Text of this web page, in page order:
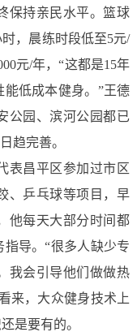
持亲民水平。篮球
，晨练时段低至5元/
元/年，“这都是15年
低成本健身。”王德
公园、滨河公园都已
趋完善。
昌平区参加过市区
、乒乓球等项目，早
他每天大部分时间都
导。“很多人缺少专
我会引导他们做做热
来，大众健身技术上
是要有的。